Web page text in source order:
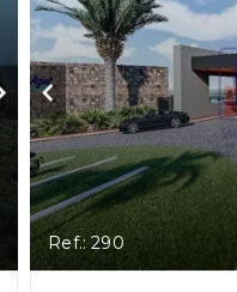
Ref.: 290